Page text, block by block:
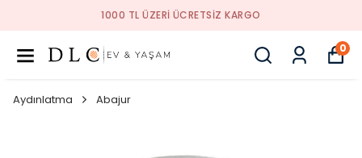
1000 TL ÜZERI ÜCRETSIZ KARGO
0
Aydınlatma Abajur